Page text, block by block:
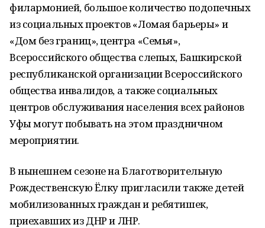
филармонией, большое количество подопечных
из социальных проектов «Ломая барьеры» и
«Дом без границ», центра «Семья»,
Всероссийского общества слепых, Башкирской
республиканской организации Всероссийского
общества инвалидов, а также социальных
центров обслуживания населения всех районов
Уфы могут побывать на этом праздничном
мероприятии.
В нынешнем сезоне на Благотворительную
Рождественскую Ёлку пригласили также детей
мобилизованных граждан и ребятишек,
приехавших из ДНР и ЛНР.